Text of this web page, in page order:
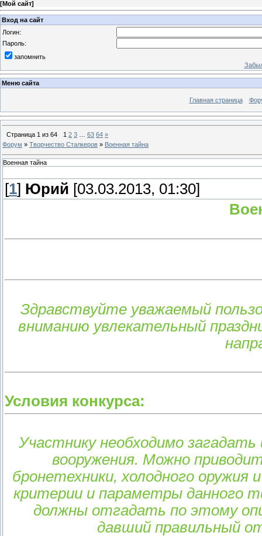
[Мой сайт]
Вход на сайт
Логин:
Пароль:
запомнить
Меню сайта
Главная страница
Страница 1 из 64 1 2 3 63 64 »
Форум » Творчество Сталкеров » Военная тайна
Военная тайна
[1] Юрий [03.03.2013, 01:30]
Здравствуйте уважаемый
вниманию увлекательный
Условия конкурса:
Участнику необходимо загадать
вооружения. Можно
бронетехники, холодного оружия
критерии и параметры данного
должны отгадать по этому
давший правильный